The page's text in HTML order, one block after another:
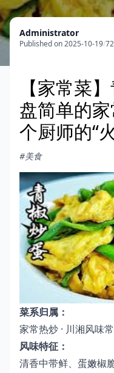
Administrator
Published on 2025-10-19/
【家常菜
盘简单的
个厨师的“
#美食
菜系归属：
家常热炒 · 川湘风味
风味特征：
清香中带鲜、蛋嫩椒